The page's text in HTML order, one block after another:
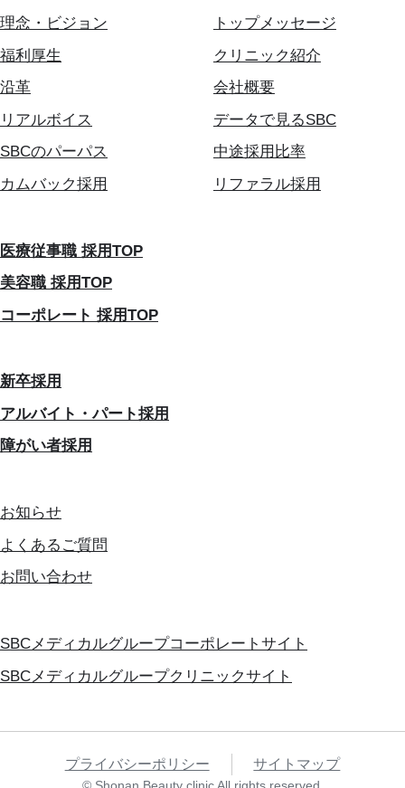
理念・ビジョン
トップメッセージ
福利厚生
クリニック紹介
沿革
会社概要
リアルボイス
データで見るSBC
SBCのパーパス
中途採用比率
カムバック採用
リファラル採用
医療従事職 採用TOP
美容職 採用TOP
コーポレート 採用TOP
新卒採用
アルバイト・パート採用
障がい者採用
お知らせ
よくあるご質問
お問い合わせ
SBCメディカルグループコーポレートサイト
SBCメディカルグループクリニックサイト
プライバシーポリシー サイトマップ